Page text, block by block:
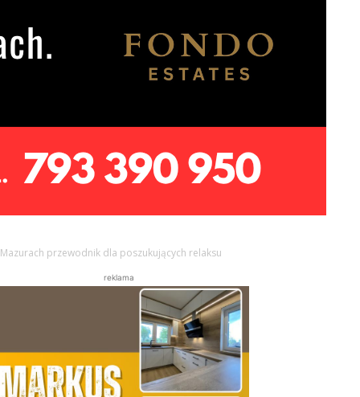
przewodnik dla poszukujących relaksu
reklama